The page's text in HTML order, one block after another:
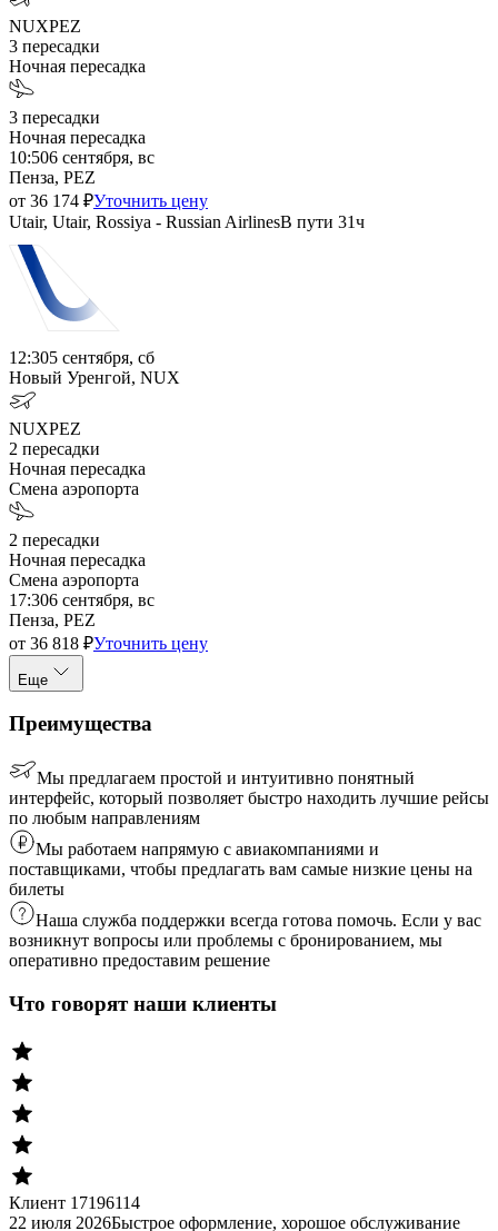
NUXPEZ
3 пересадки
Ночная пересадка
3 пересадки
Ночная пересадка
10:506 сентября, вс
Пенза, PEZ
от 36 174 ₽Уточнить цену
Utair, Utair, Rossiya - Russian AirlinesВ пути 31ч
12:305 сентября, сб
Новый Уренгой, NUX
NUXPEZ
2 пересадки
Ночная пересадка
Смена аэропорта
2 пересадки
Ночная пересадка
Смена аэропорта
17:306 сентября, вс
Пенза, PEZ
от 36 818 ₽Уточнить цену
Еще
Преимущества
Мы предлагаем простой и интуитивно понятный
интерфейс, который позволяет быстро находить лучшие рейсы
по любым направлениям
Мы работаем напрямую с авиакомпаниями и
поставщиками, чтобы предлагать вам самые низкие цены на
билеты
Наша служба поддержки всегда готова помочь. Если у вас
возникнут вопросы или проблемы с бронированием, мы
оперативно предоставим решение
Что говорят наши клиенты
Клиент 17196114
22 июля 2026Быстрое оформление, хорошое обслуживание